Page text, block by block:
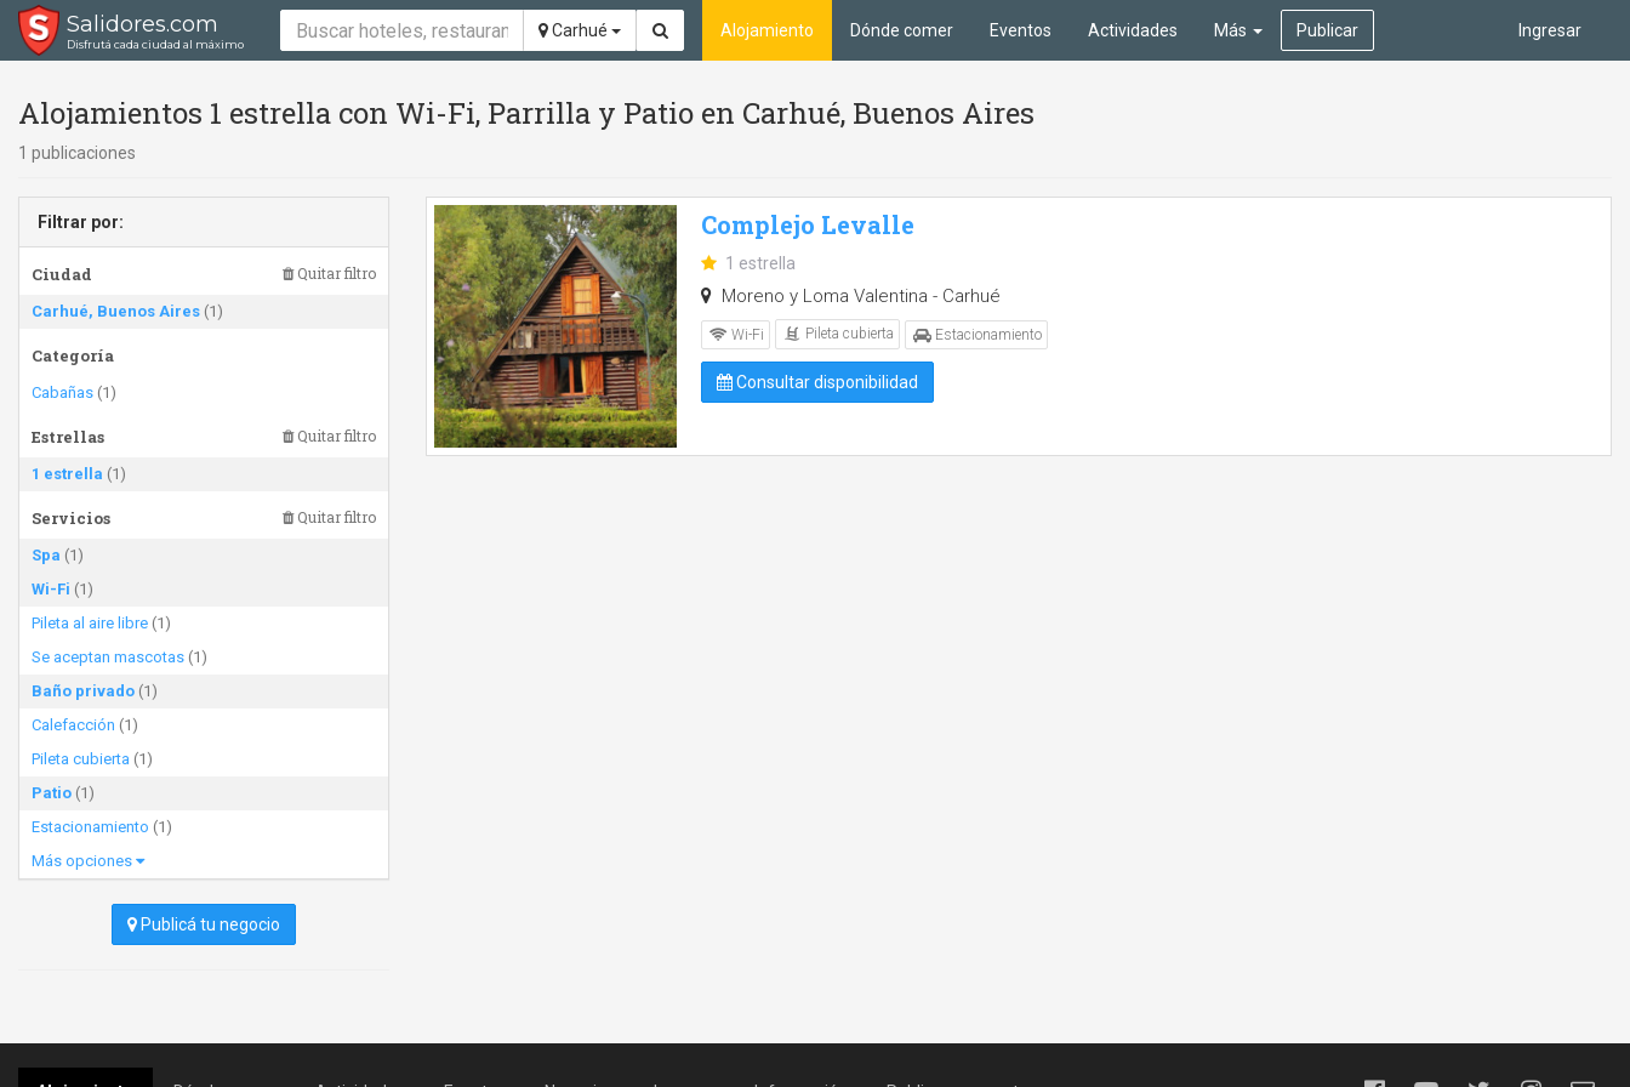
Salidores.com
Disfrutá cada ciudad al máximo
Carhué Ingresar
Alojamiento Dónde comer Eventos Actividades Más Publicar
Alojamientos 1 estrella con Wi-Fi, Parrilla y Patio en Carhué, Buenos Aires
1 publicaciones
Filtrar por:
Ciudad Quitar filtro
Carhué, Buenos Aires (1)
Categoría
Cabañas (1)
Estrellas Quitar filtro
1 estrella (1)
Servicios Quitar filtro
Spa (1)
Wi-Fi (1)
Pileta al aire libre (1)
Se aceptan mascotas (1)
Baño privado (1)
Calefacción (1)
Pileta cubierta (1)
Patio (1)
Estacionamiento (1)
Más opciones
Publicá tu negocio
Complejo Levalle
1 estrella
Moreno y Loma Valentina - Carhué
Wi-Fi Pileta cubierta Estacionamiento
Consultar disponibilidad